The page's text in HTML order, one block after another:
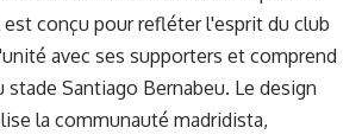
est conçu pour refléter l'esprit du club
avec ses supporters et comprend
stade Santiago Bernabeu. Le design
la communauté madridista,